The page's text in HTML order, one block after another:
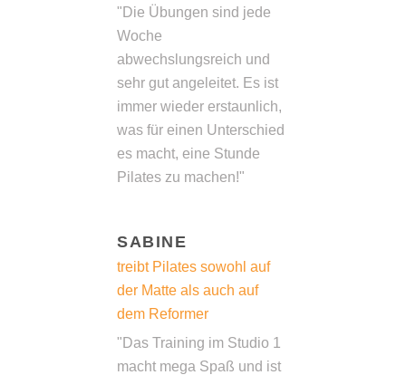
"Die Übungen sind jede
Woche
abwechslungsreich und
sehr gut angeleitet. Es ist
immer wieder erstaunlich,
was für einen Unterschied
es macht, eine Stunde
Pilates zu machen!"
SABINE
treibt Pilates sowohl auf
der Matte als auch auf
dem Reformer
"Das Training im Studio 1
macht mega Spaß und ist